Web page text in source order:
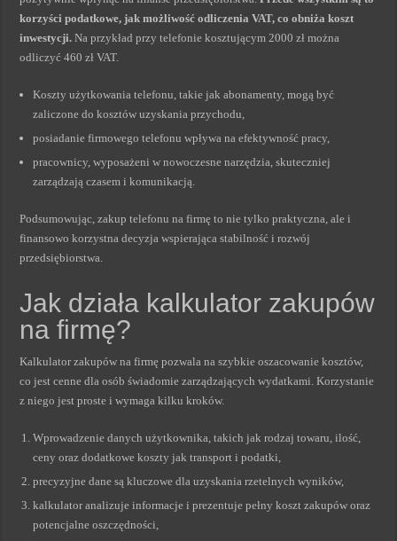
korzyści podatkowe, jak możliwość odliczenia VAT, co obniża koszt
inwestycji. Na przykład przy telefonie kosztującym 2000 zł można
odliczyć 460 zł VAT.
Koszty użytkowania telefonu, takie jak abonamenty, mogą być
zaliczone do kosztów uzyskania przychodu,
posiadanie firmowego telefonu wpływa na efektywność pracy,
pracownicy, wyposażeni w nowoczesne narzędzia, skuteczniej
zarządzają czasem i komunikacją.
Podsumowując, zakup telefonu na firmę to nie tylko praktyczna, ale i
finansowo korzystna decyzja wspierająca stabilność i rozwój
przedsiębiorstwa.
Jak działa kalkulator zakupów
na firmę?
Kalkulator zakupów na firmę pozwala na szybkie oszacowanie kosztów,
co jest cenne dla osób świadomie zarządzających wydatkami. Korzystanie
z niego jest proste i wymaga kilku kroków.
Wprowadzenie danych użytkownika, takich jak rodzaj towaru, ilość,
ceny oraz dodatkowe koszty jak transport i podatki,
precyzyjne dane są kluczowe dla uzyskania rzetelnych wyników,
kalkulator analizuje informacje i prezentuje pełny koszt zakupów oraz
potencjalne oszczędności,